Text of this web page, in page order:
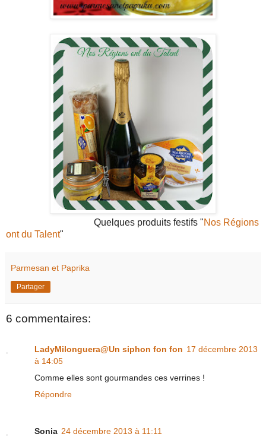
Quelques produits festifs "Nos Régions
ont du Talent"
Parmesan et Paprika
Partager
6 commentaires:
LadyMilonguera@Un siphon fon fon 17 décembre 2013
à 14:05
Comme elles sont gourmandes ces verrines !
Répondre
Sonia 24 décembre 2013 à 11:11